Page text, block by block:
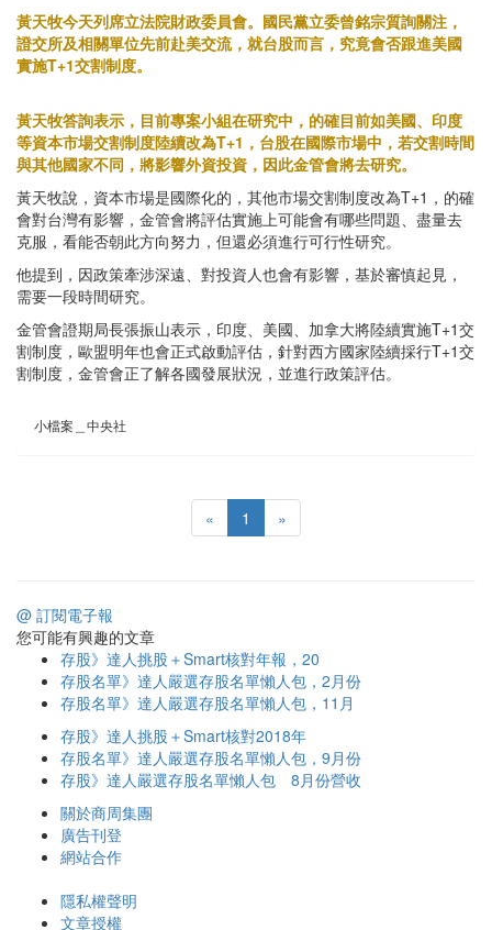
黃天牧今天列席立法院財政委員會。國民黨立委曾銘宗質詢關注，
證交所及相關單位先前赴美交流，就台股而言，究竟會否跟進美國
實施T+1交割制度。
黃天牧答詢表示，目前專案小組在研究中，的確目前如美國、印度
等資本市場交割制度陸續改為T+1，台股在國際市場中，若交割時間
與其他國家不同，將影響外資投資，因此金管會將去研究。
黃天牧說，資本市場是國際化的，其他市場交割制度改為T+1，的確
會對台灣有影響，金管會將評估實施上可能會有哪些問題、盡量去
克服，看能否朝此方向努力，但還必須進行可行性研究。
他提到，因政策牽涉深遠、對投資人也會有影響，基於審慎起見，
需要一段時間研究。
金管會證期局長張振山表示，印度、美國、加拿大將陸續實施T+1交
割制度，歐盟明年也會正式啟動評估，針對西方國家陸續採行T+1交
割制度，金管會正了解各國發展狀況，並進行政策評估。
小檔案＿中央社
« 1 »
@ 訂閱電子報
您可能有興趣的文章
存股》達人挑股＋Smart核對年報，20
存股名單》達人嚴選存股名單懶人包，2月份
存股名單》達人嚴選存股名單懶人包，11月
存股》達人挑股＋Smart核對2018年
存股名單》達人嚴選存股名單懶人包，9月份
存股》達人嚴選存股名單懶人包 8月份營收
關於商周集團
廣告刊登
網站合作
隱私權聲明
文章授權